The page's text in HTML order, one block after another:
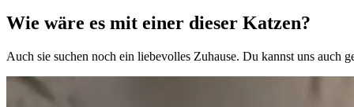
Wie wäre es mit einer dieser Katzen?
Auch sie suchen noch ein liebevolles Zuhause. Du kannst uns auch